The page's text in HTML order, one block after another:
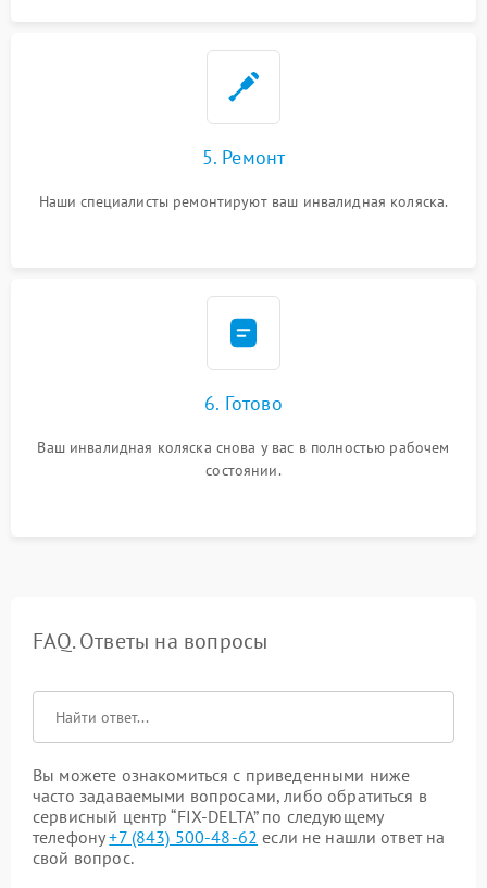
5. Ремонт
Наши специалисты ремонтируют ваш инвалидная коляска.
6. Готово
Ваш инвалидная коляска снова у вас в полностью рабочем
состоянии.
FAQ. Ответы на вопросы
Вы можете ознакомиться с приведенными ниже
часто задаваемыми вопросами, либо обратиться в
сервисный центр “FIX-DELTA” по следующему
телефону+7 (843) 500-48-62 если не нашли ответ на
свой вопрос.